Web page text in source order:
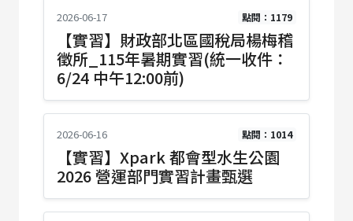
2026-06-17 點閱：1179
【實習】財政部北區國稅局楊梅稽
徵所_115年暑期實習(統一收件：
6/24 中午12:00前)
2026-06-16 點閱：1014
【實習】Xpark 都會型水生公園
2026 營運部門實習計畫甄選